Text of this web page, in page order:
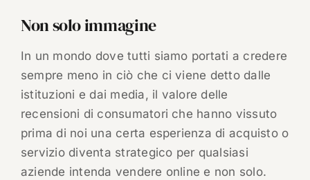
Non solo immagine
In un mondo dove tutti siamo portati a credere
sempre meno in ciò che ci viene detto dalle
istituzioni e dai media, il valore delle
recensioni di consumatori che hanno vissuto
prima di noi una certa esperienza di acquisto o
servizio diventa strategico per qualsiasi
aziende intenda vendere online e non solo.